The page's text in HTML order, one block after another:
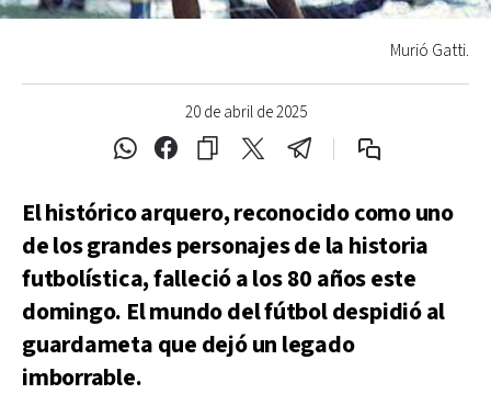
20 de abril de 2025
Murió Gatti.
El histórico arquero, reconocido como uno
de los grandes personajes de la historia
futbolística, falleció a los 80 años este
domingo. El mundo del fútbol despidió al
guardameta que dejó un legado
imborrable.